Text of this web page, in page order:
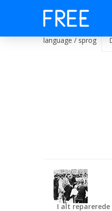
language / sprog
I alt reparerede